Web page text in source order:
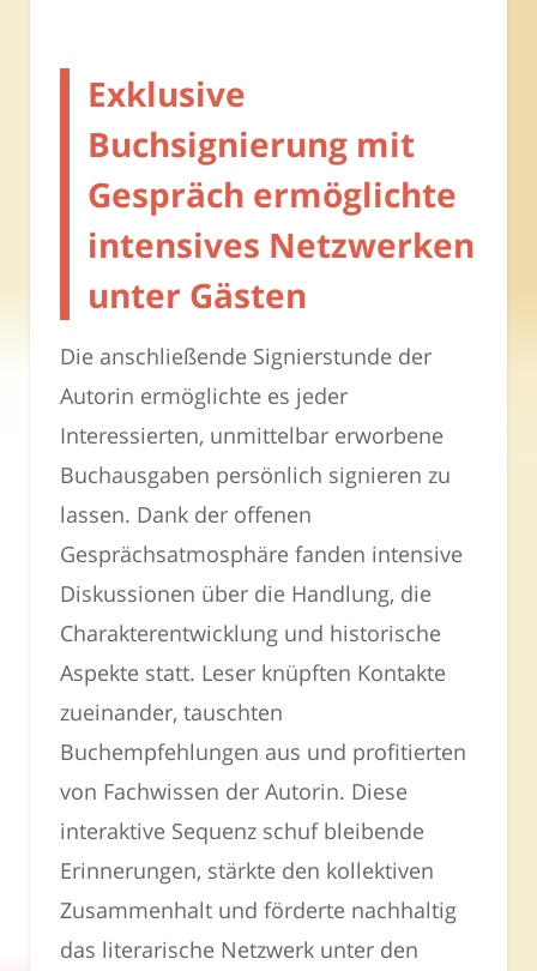
Exklusive
Buchsignierung mit
Gespräch ermöglichte
intensives Netzwerken
unter Gästen
Die anschließende Signierstunde der
Autorin ermöglichte es jeder
Interessierten, unmittelbar erworbene
Buchausgaben persönlich signieren zu
lassen. Dank der offenen
Gesprächsatmosphäre fanden intensive
Diskussionen über die Handlung, die
Charakterentwicklung und historische
Aspekte statt. Leser knüpften Kontakte
zueinander, tauschten
Buchempfehlungen aus und profitierten
von Fachwissen der Autorin. Diese
interaktive Sequenz schuf bleibende
Erinnerungen, stärkte den kollektiven
Zusammenhalt und förderte nachhaltig
das literarische Netzwerk unter den